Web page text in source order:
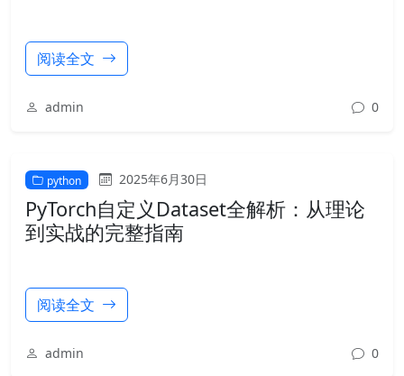
阅读全文
admin 0
python 2025年6月30日
PyTorch自定义Dataset全解析：从理论
到实战的完整指南
阅读全文
admin 0